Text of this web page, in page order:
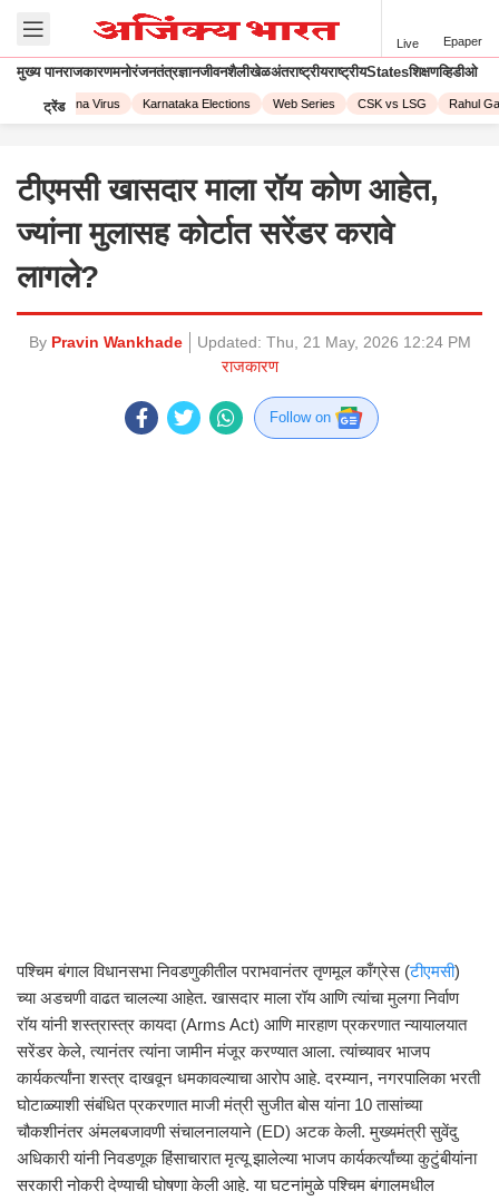
Live Epaper
मुख्य पानराजकारणमनोरंजनतंत्रज्ञानजीवनशैलीखेळअंतराष्ट्रीयराष्ट्रीयStatesशिक्षणव्हिडीओ
ट्रेंड
Corona Virus Karnataka Elections Web Series CSK vs LSG Rahul
टीएमसी खासदार माला रॉय कोण आहेत,
ज्यांना मुलासह कोर्टात सरेंडर करावे
लागले?
By Pravin Wankhade Updated: Thu, 21 May, 2026 12:24 PM
राजकारण
Follow on
पश्चिम बंगाल विधानसभा निवडणुकीतील पराभवानंतर तृणमूल काँग्रेस (टीएमसी)
च्या अडचणी वाढत चालल्या आहेत. खासदार माला रॉय आणि त्यांचा मुलगा निर्वाण
रॉय यांनी शस्त्रास्त्र कायदा (Arms Act) आणि मारहाण प्रकरणात न्यायालयात
सरेंडर केले, त्यानंतर त्यांना जामीन मंजूर करण्यात आला. त्यांच्यावर भाजप
कार्यकर्त्यांना शस्त्र दाखवून धमकावल्याचा आरोप आहे. दरम्यान, नगरपालिका भरती
घोटाळ्याशी संबंधित प्रकरणात माजी मंत्री सुजीत बोस यांना 10 तासांच्या
चौकशीनंतर अंमलबजावणी संचालनालयाने (ED) अटक केली. मुख्यमंत्री सुवेंदु
अधिकारी यांनी निवडणूक हिंसाचारात मृत्यू झालेल्या भाजप कार्यकर्त्यांच्या कुटुंबीयांना
सरकारी नोकरी देण्याची घोषणा केली आहे. या घटनांमुळे पश्चिम बंगालमधील